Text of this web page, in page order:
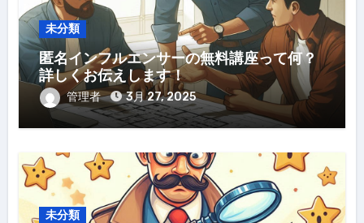
未分類
匿名インフルエンサーの無料講座って何？
詳しくお伝えします！
管理者 3月 27, 2025
未分類